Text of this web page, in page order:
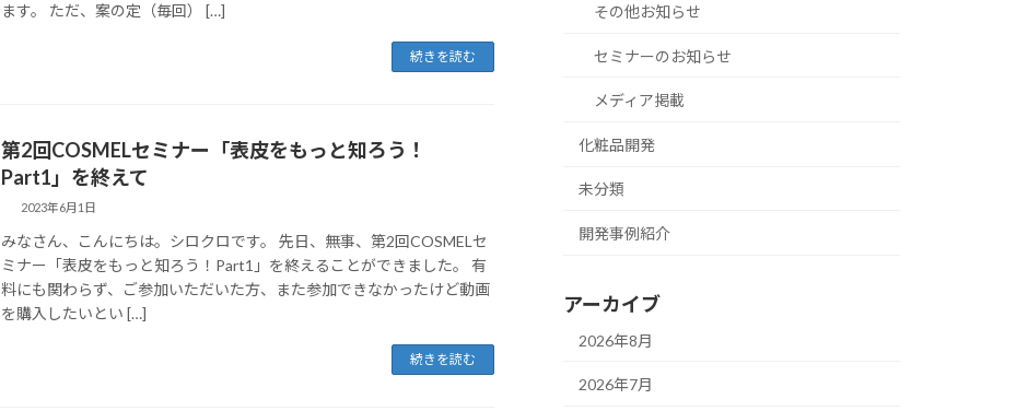
ます。 ただ、案の定（毎回） […]
続きを読む
第2回COSMELセミナー「表皮をもっと知ろう！
Part1」を終えて
2023年6月1日
みなさん、こんにちは。シロクロです。 先日、無事、第2回COSMELセ
ミナー「表皮をもっと知ろう！Part1」を終えることができました。 有
料にも関わらず、ご参加いただいた方、また参加できなかったけど動画
を購入したいとい […]
続きを読む
その他お知らせ
セミナーのお知らせ
メディア掲載
化粧品開発
未分類
開発事例紹介
アーカイブ
2026年8月
2026年7月